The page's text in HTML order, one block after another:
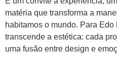
matéria que transforma a
habitamos o mundo. Para
transcende a estética: cada
uma fusão entre design e